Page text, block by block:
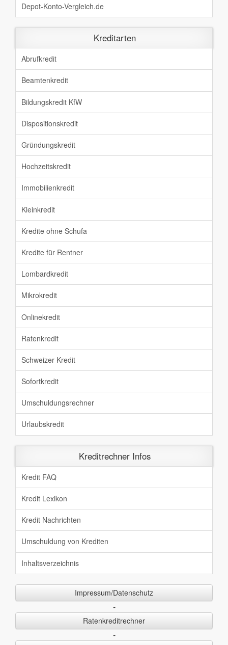
Depot-Konto-Vergleich.de
Kreditarten
Abrufkredit
Beamtenkredit
Bildungskredit KfW
Dispositionskredit
Gründungskredit
Hochzeitskredit
Immobilienkredit
Kleinkredit
Kredite ohne Schufa
Kredite für Rentner
Lombardkredit
Mikrokredit
Onlinekredit
Ratenkredit
Schweizer Kredit
Sofortkredit
Umschuldungsrechner
Urlaubskredit
Kreditrechner Infos
Kredit FAQ
Kredit Lexikon
Kredit Nachrichten
Umschuldung von Krediten
Inhaltsverzeichnis
Impressum/Datenschutz
-
Ratenkreditrechner
-